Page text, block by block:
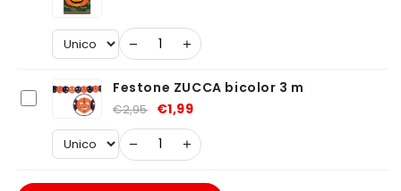
− +
Festone ZUCCA bicolor 3 m
€2,95 €1,99
− +